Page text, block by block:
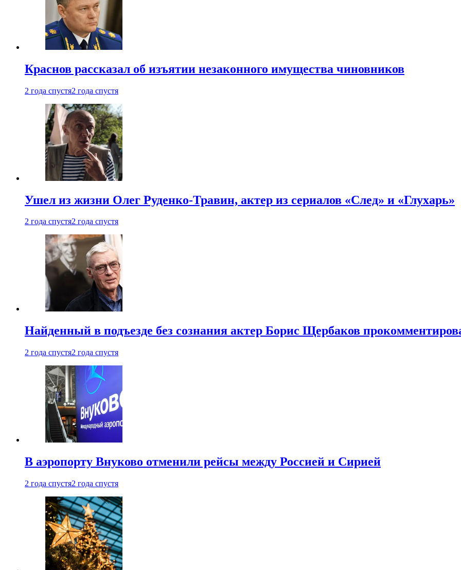
Краснов рассказал об изъятии незаконного имущества чиновников
2 года спустя2 года спустя
Ушел из жизни Олег Руденко-Травин, актер из сериалов «След» и «Глухарь»
2 года спустя2 года спустя
Найденный в подъезде без сознания актер Борис Щербаков
2 года спустя2 года спустя
В аэропорту Внуково отменили рейсы между Россией и Сирией
2 года спустя2 года спустя